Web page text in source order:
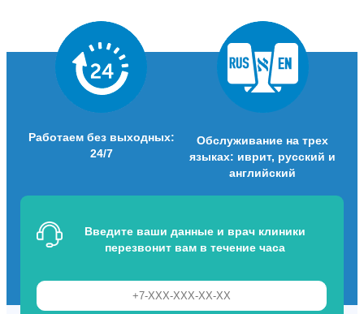
Работаем без выходных:
24/7
Обслуживание на трех
языках: иврит, русский и
английский
Введите ваши данные и врач клиники
перезвонит вам в течение часа